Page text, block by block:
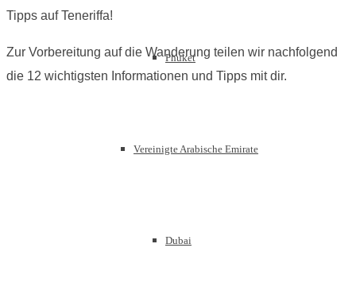
Phuket
Vereinigte Arabische Emirate
Dubai
Tipps auf Teneriffa!
Zur Vorbereitung auf die Wanderung teilen wir nachfolgend
die 12 wichtigsten Informationen und Tipps mit dir.